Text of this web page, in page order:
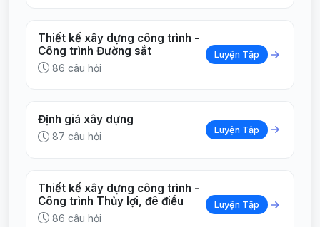
Thiết kế xây dựng công trình -
Công trình Đường sắt
86 câu hỏi
Luyện Tập
Định giá xây dựng
87 câu hỏi
Luyện Tập
Thiết kế xây dựng công trình -
Công trình Thủy lợi, đê điều
86 câu hỏi
Luyện Tập